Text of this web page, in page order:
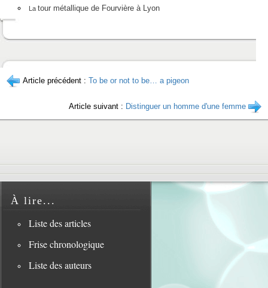
La tour métallique de Fourvière à Lyon
Article précédent : To be or not to be… a pigeon
Article suivant : Distinguer un homme d'une femme
À lire...
Liste des articles
Frise chronologique
Liste des auteurs